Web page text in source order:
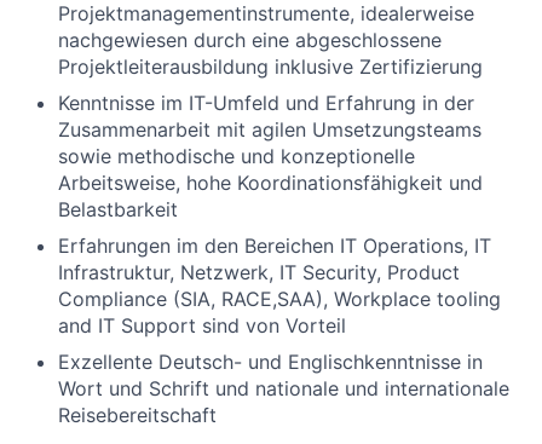
Projektmanagementinstrumente, idealerweise
nachgewiesen durch eine abgeschlossene
Projektleiterausbildung inklusive Zertifizierung
Kenntnisse im IT-Umfeld und Erfahrung in der
Zusammenarbeit mit agilen Umsetzungsteams
sowie methodische und konzeptionelle
Arbeitsweise, hohe Koordinationsfähigkeit und
Belastbarkeit
Erfahrungen im den Bereichen IT Operations, IT
Infrastruktur, Netzwerk, IT Security, Product
Compliance (SIA, RACE,SAA), Workplace tooling
and IT Support sind von Vorteil
Exzellente Deutsch- und Englischkenntnisse in
Wort und Schrift und nationale und internationale
Reisebereitschaft